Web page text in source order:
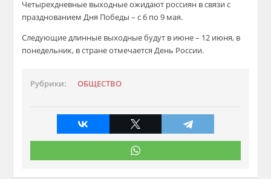
Четырехдневные выходные ожидают россиян в связи с
празднованием Дня Победы – с 6 по 9 мая.
Следующие длинные выходные будут в июне – 12 июня, в
понедельник, в стране отмечается День России.
Рубрики: ОБЩЕСТВО